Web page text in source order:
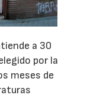
a 30
por la
meses de